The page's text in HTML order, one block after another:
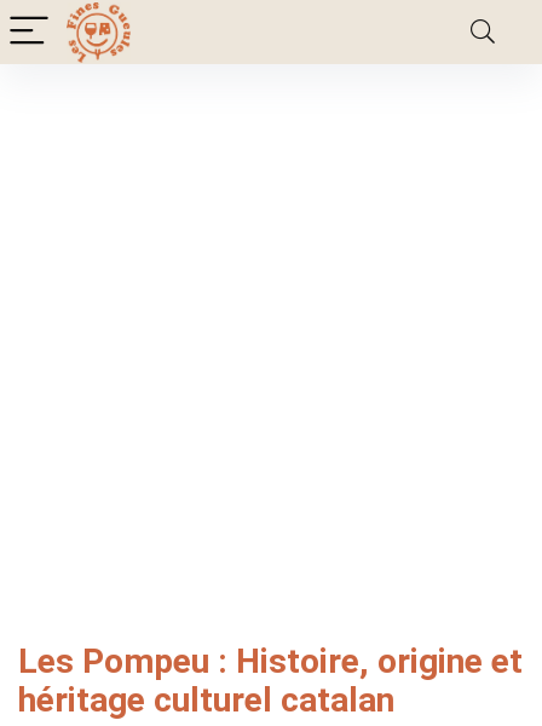
Les Pompeu : Histoire, origine et
héritage culturel catalan